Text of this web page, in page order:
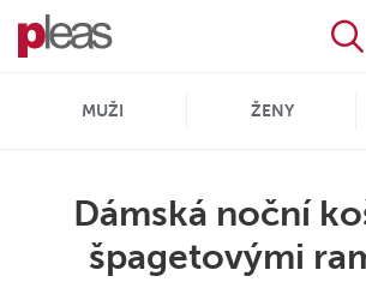
MUŽI ŽENY
Dámská noční
špagetovými